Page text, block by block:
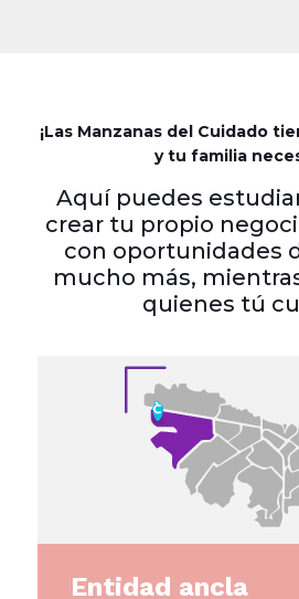
¡Las Manzanas del Cuidado
y tu familia
Aquí puedes
crear tu propio
con oportunidades
mucho más,
quienes tú
Entidad ancla